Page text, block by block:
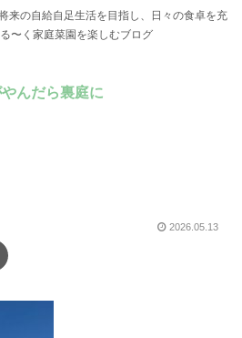
来の自給自足生活を目指し、日々の食卓を充
〜く家庭菜園を楽しむブログ
んだら裏庭に
2026.05.13